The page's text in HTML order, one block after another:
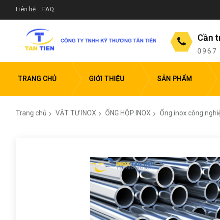
Liên hệ FAQ
Cần
0967
TRANG CHỦ GIỚI THIỆU SẢN PHẨM
Trang chủ VẬT TƯ INOX ỐNG HỘP INOX Ống inox công